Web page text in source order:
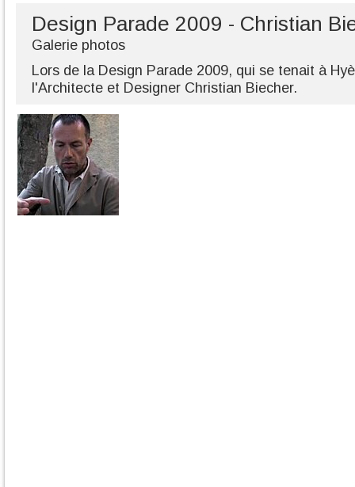
Design Parade 2009 - Christian
Galerie photos
Lors de la Design Parade 2009, qui se tenait à
l'Architecte et Designer Christian Biecher.